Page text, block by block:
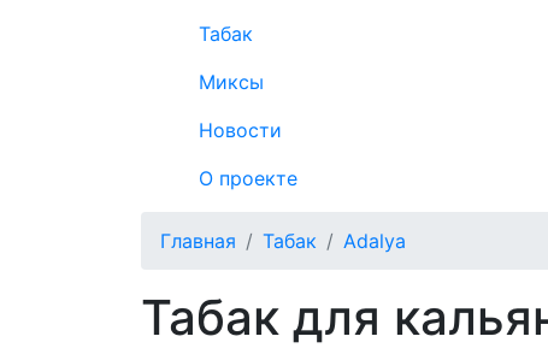
Табак
Миксы
Новости
О проекте
Главная Табак Adalya
Табак для